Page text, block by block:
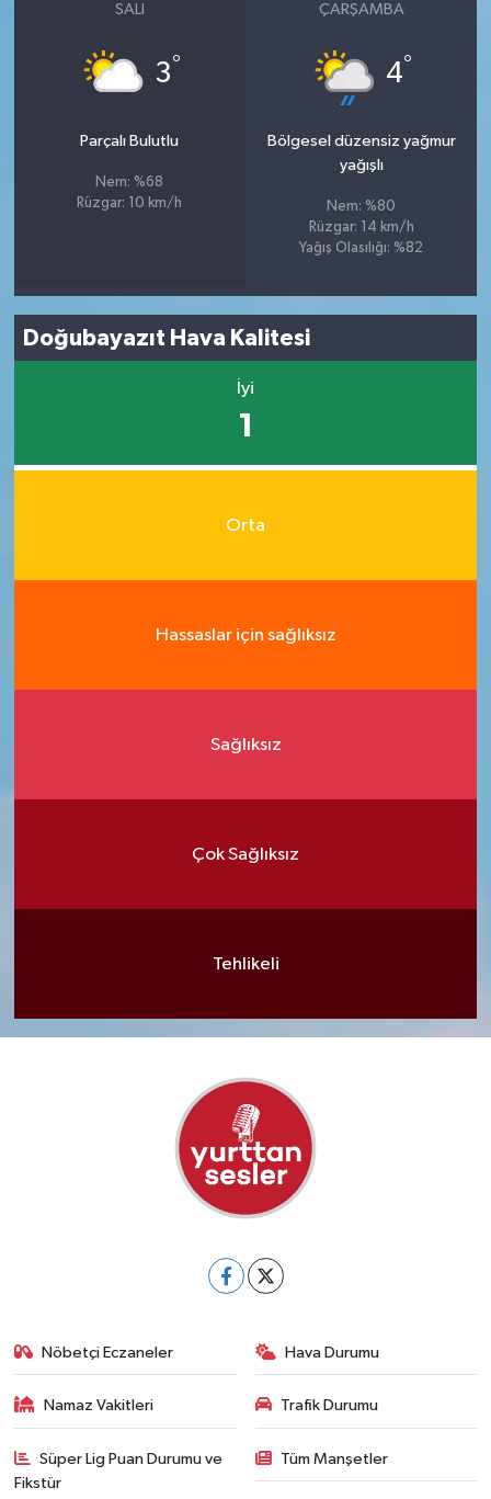
SALI
3°
Parçalı Bulutlu
Nem: %68
Rüzgar: 10 km/h
ÇARŞAMBA
4°
Bölgesel düzensiz yağmur
yağışlı
Nem: %80
Rüzgar: 14 km/h
Yağış Olasılığı: %82
Doğubayazıt Hava Kalitesi
İyi
1
Orta
Hassaslar için sağlıksız
Sağlıksız
Çok Sağlıksız
Tehlikeli
Nöbetçi Eczaneler Hava Durumu
Namaz Vakitleri Trafik Durumu
Süper Lig Puan Durumu ve
Fikstür
Tüm Manşetler